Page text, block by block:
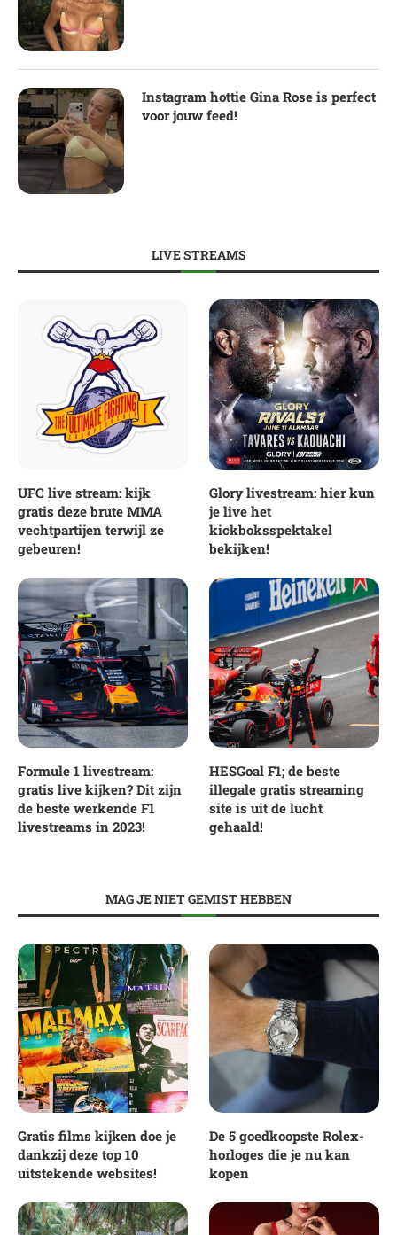
Instagram hottie Gina Rose is perfect
voor jouw feed!
LIVE STREAMS
UFC live stream: kijk
gratis deze brute MMA
vechtpartijen terwijl ze
gebeuren!
Glory livestream: hier kun
je live het
kickboksspektakel
bekijken!
Formule 1 livestream:
gratis live kijken? Dit zijn
de beste werkende F1
livestreams in 2023!
HESGoal F1; de beste
illegale gratis streaming
site is uit de lucht
gehaald!
MAG JE NIET GEMIST HEBBEN
Gratis films kijken doe je
dankzij deze top 10
uitstekende websites!
De 5 goedkoopste Rolex-
horloges die je nu kan
kopen